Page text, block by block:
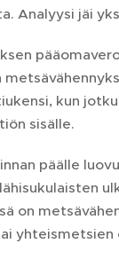
Analyysi jäi
kun
sisälle.
päälle
on
yhteismetsien